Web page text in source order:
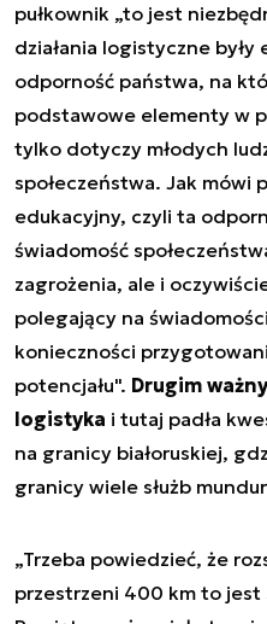
pułkownik „to jest
działania logistyczne
odporność państwa, na
podstawowe elementy w
tylko dotyczy młodych
społeczeństwa. Jak mówi
edukacyjny, czyli ta
świadomość
zagrożenia, ale i
polegający na
konieczności
potencjału". Drugim
logistyka i tutaj padła
na granicy białoruskiej,
granicy wiele służb
„Trzeba powiedzieć, że
przestrzeni 400 km to jest